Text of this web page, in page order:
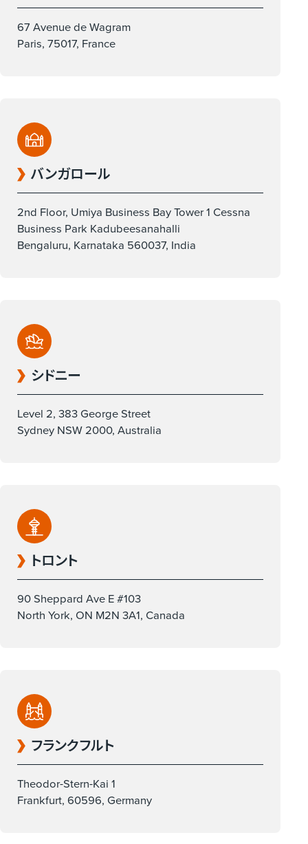
67 Avenue de Wagram
Paris, 75017, France
バンガロール
2nd Floor, Umiya Business Bay Tower 1 Cessna
Business Park Kadubeesanahalli
Bengaluru, Karnataka 560037, India
シドニー
Level 2, 383 George Street
Sydney NSW 2000, Australia
トロント
90 Sheppard Ave E #103
North York, ON M2N 3A1, Canada
フランクフルト
Theodor-Stern-Kai 1
Frankfurt, 60596, Germany